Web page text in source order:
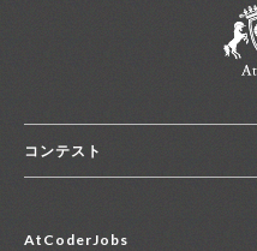
コンテスト
AtCoderJobs